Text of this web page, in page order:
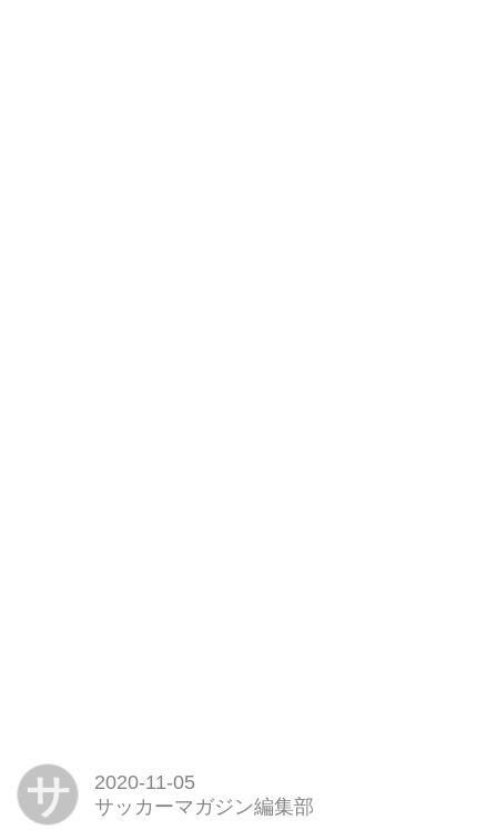
サ
2020-11-05
サッカーマガジン編集部